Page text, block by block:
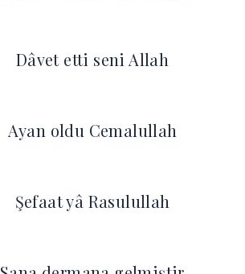
Dâvet etti seni Allah
Ayan oldu Cemalullah
Şefaat yâ Rasulullah